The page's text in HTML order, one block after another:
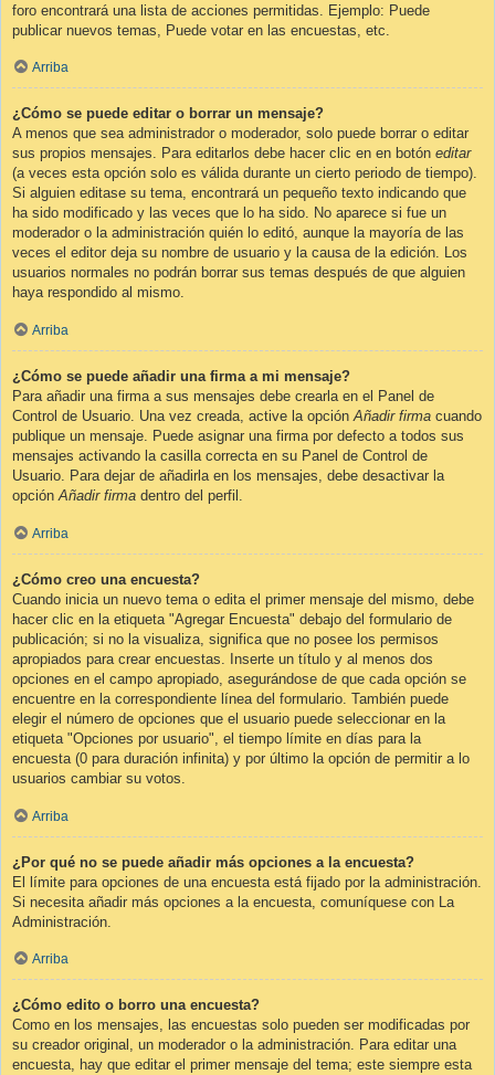
foro encontrará una lista de acciones permitidas. Ejemplo: Puede
publicar nuevos temas, Puede votar en las encuestas, etc.
Arriba
¿Cómo se puede editar o borrar un mensaje?
A menos que sea administrador o moderador, solo puede borrar o editar
sus propios mensajes. Para editarlos debe hacer clic en en botón editar
(a veces esta opción solo es válida durante un cierto periodo de tiempo).
Si alguien editase su tema, encontrará un pequeño texto indicando que
ha sido modificado y las veces que lo ha sido. No aparece si fue un
moderador o la administración quién lo editó, aunque la mayoría de las
veces el editor deja su nombre de usuario y la causa de la edición. Los
usuarios normales no podrán borrar sus temas después de que alguien
haya respondido al mismo.
Arriba
¿Cómo se puede añadir una firma a mi mensaje?
Para añadir una firma a sus mensajes debe crearla en el Panel de
Control de Usuario. Una vez creada, active la opciónAñadir firma cuando
publique un mensaje. Puede asignar una firma por defecto a todos sus
mensajes activando la casilla correcta en su Panel de Control de
Usuario. Para dejar de añadirla en los mensajes, debe desactivar la
opciónAñadir firma dentro del perfil.
Arriba
¿Cómo creo una encuesta?
Cuando inicia un nuevo tema o edita el primer mensaje del mismo, debe
hacer clic en la etiqueta "Agregar Encuesta" debajo del formulario de
publicación; si no la visualiza, significa que no posee los permisos
apropiados para crear encuestas. Inserte un título y al menos dos
opciones en el campo apropiado, asegurándose de que cada opción se
encuentre en la correspondiente línea del formulario. También puede
elegir el número de opciones que el usuario puede seleccionar en la
etiqueta "Opciones por usuario", el tiempo límite en días para la
encuesta (0 para duración infinita) y por último la opción de permitir a lo
usuarios cambiar su votos.
Arriba
¿Por qué no se puede añadir más opciones a la encuesta?
El límite para opciones de una encuesta está fijado por la administración.
Si necesita añadir más opciones a la encuesta, comuníquese con La
Administración.
Arriba
¿Cómo edito o borro una encuesta?
Como en los mensajes, las encuestas solo pueden ser modificadas por
su creador original, un moderador o la administración. Para editar una
encuesta, hay que editar el primer mensaje del tema; este siempre esta